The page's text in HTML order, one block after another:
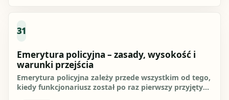
31
Emerytura policyjna – zasady, wysokość i
warunki przejścia
Emerytura policyjna zależy przede wszystkim od tego,
kiedy funkcjonariusz został po raz pierwszy przyjęty